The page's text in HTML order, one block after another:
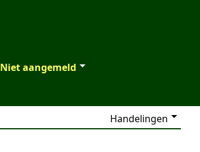
Niet aangemeld
Handelingen